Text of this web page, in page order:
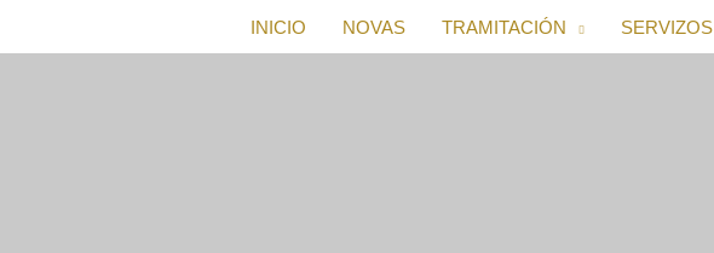
INICIO NOVAS TRAMITACIÓN SERVIZOS